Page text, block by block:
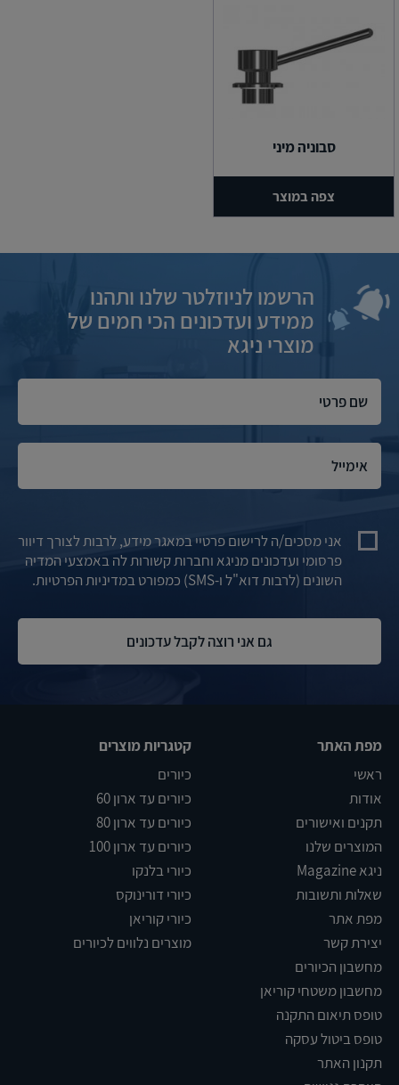
סבוניה מיני
צפה במוצר
הרשמו לניוזלטר שלנו ותהנו
ממידע ועדכונים הכי חמים של
מוצרי ניגא
אני מסכים/ה לרישום פרטיי במאגר מידע, לרבות לצורך דיוור
פרסומי ועדכונים מניגא וחברות קשורות לה באמצעי המדיה
השונים (לרבות דוא"ל ו-SMS) כמפורט במדיניות הפרטיות.
מפת האתר
ראשי
אודות
תקנים ואישורים
המוצרים שלנו
ניגא Magazine
שאלות ותשובות
מפת אתר
יצירת קשר
מחשבון הכיורים
מחשבון משטחי קוריאן
טופס תיאום התקנה
טופס ביטול עסקה
תקנון האתר
קטגריות מוצרים
כיורים
כיורים עד ארון 60
כיורים עד ארון 80
כיורים עד ארון 100
כיורי בלנקו
כיורי דורינוקס
כיורי קוריאן
מוצרים נלווים לכיורים